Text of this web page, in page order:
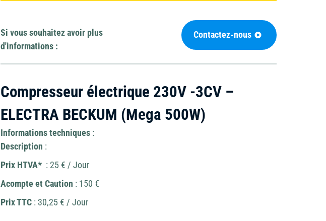
Outillage Outils de coupe
Chauffage et
Si vous souhaitez avoir plus
d'informations :
Contactez-nous
Compresseur électrique 230V -3CV –
ELECTRA BECKUM (Mega 500W)
Informations techniques :
Description :
Prix HTVA* : 25 € / Jour
Acompte et Caution : 150 €
Prix TTC : 30,25 € / Jour